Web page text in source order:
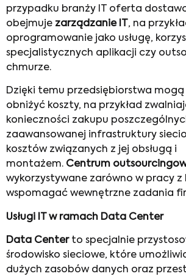
przypadku branży IT oferta
obejmuje zarządzanie IT , na
oprogramowanie jako usługę,
specjalistycznych aplikacji czy
chmurze.
Dzięki temu przedsiębiorstwa
obniżyć koszty, na przykład
konieczności zakupu
zaawansowanej infrastruktury
kosztów związanych z jej obsługą i
montażem. Centrum
wykorzystywane zarówno w pracy z
wspomagać wewnętrzne zadania
Usługi IT w ramach Data Center
Data Centerto specjalnie
środowisko sieciowe, które
dużych zasobów danych oraz